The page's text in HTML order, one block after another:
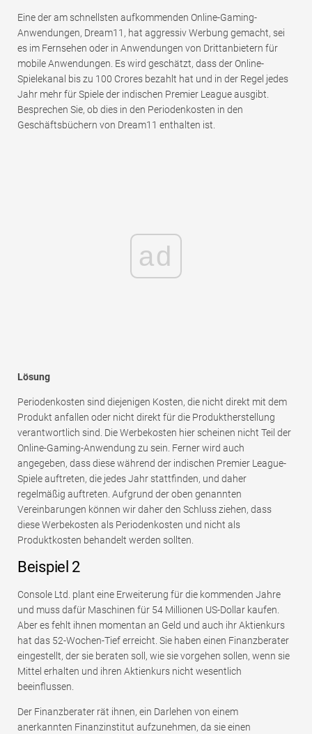
Eine der am schnellsten aufkommenden Online-Gaming-
Anwendungen, Dream11, hat aggressiv Werbung gemacht, sei
es im Fernsehen oder in Anwendungen von Drittanbietern für
mobile Anwendungen. Es wird geschätzt, dass der Online-
Spielekanal bis zu 100 Crores bezahlt hat und in der Regel jedes
Jahr mehr für Spiele der indischen Premier League ausgibt.
Besprechen Sie, ob dies in den Periodenkosten in den
Geschäftsbüchern von Dream11 enthalten ist.
ad
Lösung
Periodenkosten sind diejenigen Kosten, die nicht direkt mit dem
Produkt anfallen oder nicht direkt für die Produktherstellung
verantwortlich sind. Die Werbekosten hier scheinen nicht Teil der
Online-Gaming-Anwendung zu sein. Ferner wird auch
angegeben, dass diese während der indischen Premier League-
Spiele auftreten, die jedes Jahr stattfinden, und daher
regelmäßig auftreten. Aufgrund der oben genannten
Vereinbarungen können wir daher den Schluss ziehen, dass
diese Werbekosten als Periodenkosten und nicht als
Produktkosten behandelt werden sollten.
Beispiel 2
Console Ltd. plant eine Erweiterung für die kommenden Jahre
und muss dafür Maschinen für 54 Millionen US-Dollar kaufen.
Aber es fehlt ihnen momentan an Geld und auch ihr Aktienkurs
hat das 52-Wochen-Tief erreicht. Sie haben einen Finanzberater
eingestellt, der sie beraten soll, wie sie vorgehen sollen, wenn sie
Mittel erhalten und ihren Aktienkurs nicht wesentlich
beeinflussen.
Der Finanzberater rät ihnen, ein Darlehen von einem
anerkannten Finanzinstitut aufzunehmen, da sie einen